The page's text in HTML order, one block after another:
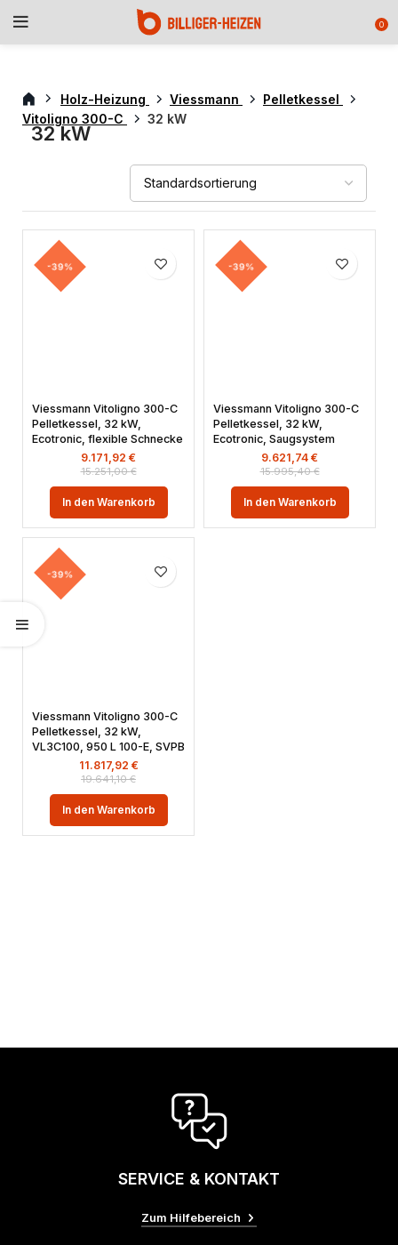
0
Holz-Heizung Viessmann
Pelletkessel
Vitoligno 300-C
32 kW
32 kW
-39%
Viessmann Vitoligno 300-C
Pelletkessel, 32 kW,
Ecotronic, flexible Schnecke
15.251,00€
9.171,92 €
In den Warenkorb
-39%
Viessmann Vitoligno 300-C
Pelletkessel, 32 kW,
Ecotronic, Saugsystem
15.995,40€
9.621,74 €
In den Warenkorb
-39%
Viessmann Vitoligno 300-C
Pelletkessel, 32 kW,
VL3C100, 950 L 100-E, SVPB
19.641,10€
11.817,92 €
In den Warenkorb
SERVICE & KONTAKT
Zum Hilfebereich